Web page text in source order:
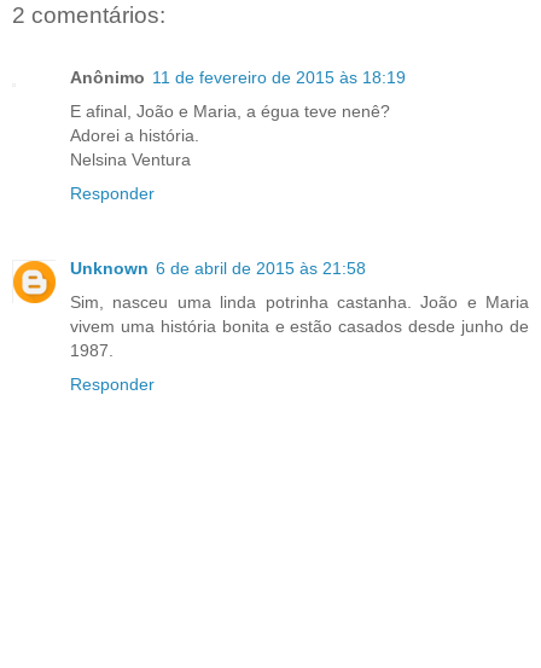
2 comentários:
Anônimo 11 de fevereiro de 2015 às 18:19
E afinal, João e Maria, a égua teve nenê?
Adorei a história.
Nelsina Ventura
Responder
Unknown 6 de abril de 2015 às 21:58
Sim, nasceu uma linda potrinha castanha. João e Maria
vivem uma história bonita e estão casados desde junho de
1987.
Responder